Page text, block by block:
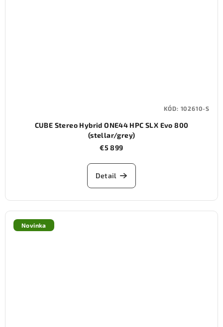
CUBE Stereo Hybrid ONE44 HPC SLX Evo 800
(stellar/grey)
€5 899
Detail
KÓD: 102610-S
Novinka